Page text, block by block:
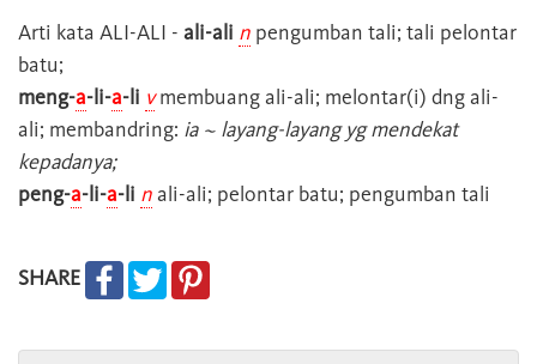
Arti kata ALI-ALI - ali-ali n pengumban tali; tali pelontar
batu;
meng-a-li-a-li vmembuang ali-ali; melontar(i) dng ali-
ali; membandring: ia ~ layang-layang yg mendekat
kepadanya;
peng-a-li-a-li nali-ali; pelontar batu; pengumban tali
SHARE